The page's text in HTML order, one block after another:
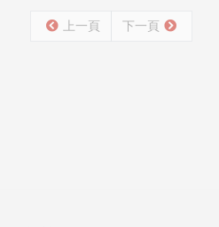
上一頁 下一頁